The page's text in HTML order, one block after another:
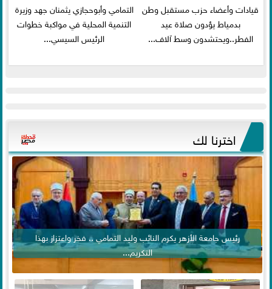
قيادات وأعضاء حزب مستقبل وطن
بدمياط يؤدون صلاة عيد
الفطر..ويحتشدون وسط آلاف...
التمامي وأبوحجازي يثمنان جهد وزيرة
التنمية المحلية في مواكبة خطوات
الرئيس السيسي...
اخترنا لك
رئيس جامعة الأزهر يكرم النائب وليد التمامي .. فخر واعتزاز بهذا
التكريم...